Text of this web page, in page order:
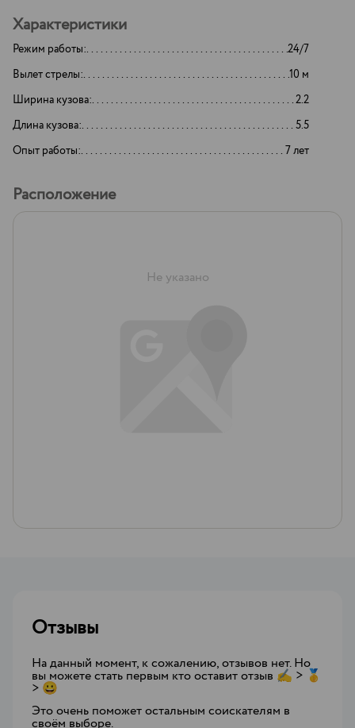
Характеристики
Режим работы:
24/7
Вылет стрелы:
10 м
Ширина кузова:
2.2
Длина кузова:
5.5
Опыт работы:
7 лет
Расположение
Не указано
Отзывы
На данный момент, к сожалению, отзывов нет. Но
вы можете стать первым кто оставит отзыв ✍ > 🥇
> 😀
Это очень поможет остальным соискателям в
своём выборе.